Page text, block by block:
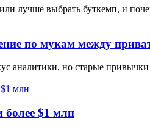
лучше выбрать буткемп, и
по мукам между
аналитики, но старые
более $1 млн